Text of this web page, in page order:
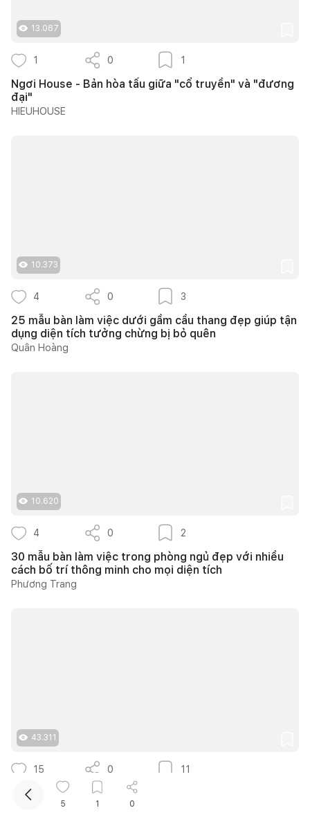
13.087
1 0 1
Ngơi House - Bản hòa tấu giữa "cổ truyền" và "đương
đại"
HIEUHOUSE
10.373
4 0 3
25 mẫu bàn làm việc dưới gầm cầu thang đẹp giúp tận
dụng diện tích tưởng chừng bị bỏ quên
Quân Hoàng
10.620
4 0 2
30 mẫu bàn làm việc trong phòng ngủ đẹp với nhiều
cách bố trí thông minh cho mọi diện tích
Phương Trang
43.311
15 0 11
Nhà 1 tầng sân vườn ở Trà Vinh dành 450m2 cho
không gian xanh và hành lang ngoài trời
5 1 0